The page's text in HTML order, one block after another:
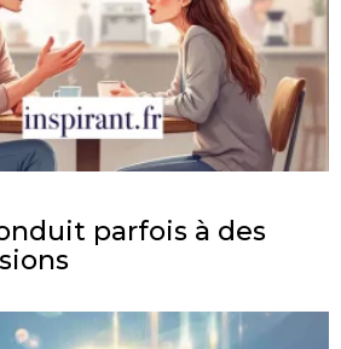
parfois à des